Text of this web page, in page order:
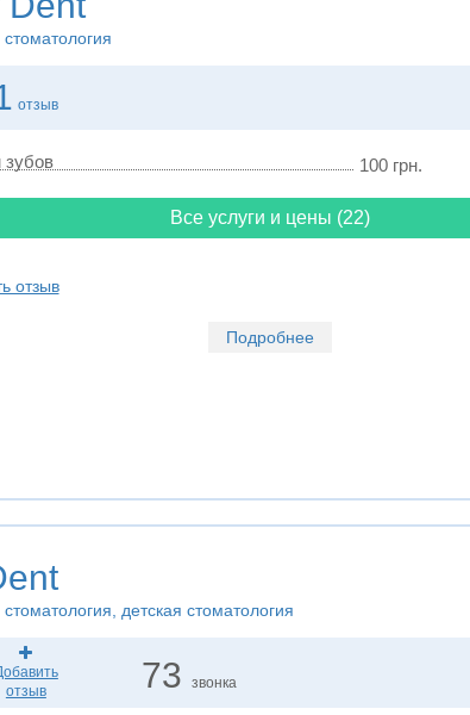
стоматология
отзыв
зубов 100 грн.
Все услуги и цены (22)
отзыв
Подробнее
стоматология, детская стоматология
отзыв
73 звонка